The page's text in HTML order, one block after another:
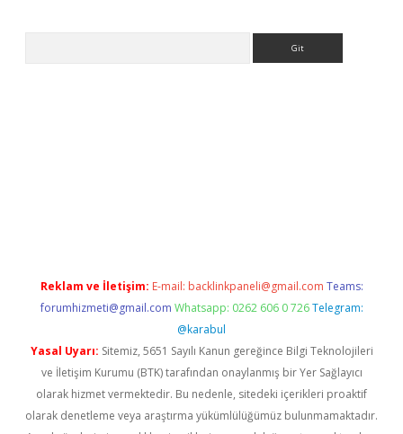
Reklam ve İletişim: E-mail: backlinkpaneli@gmail.com Teams:
forumhizmeti@gmail.com Whatsapp: 0262 606 0 726 Telegram:
@karabul
Yasal Uyarı: Sitemiz, 5651 Sayılı Kanun gereğince Bilgi Teknolojileri
ve İletişim Kurumu (BTK) tarafından onaylanmış bir Yer Sağlayıcı
olarak hizmet vermektedir. Bu nedenle, sitedeki içerikleri proaktif
olarak denetleme veya araştırma yükümlülüğümüz bulunmamaktadır.